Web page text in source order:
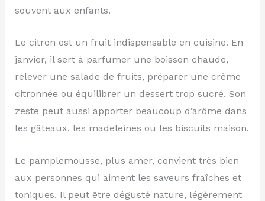
souvent aux enfants.
Le citron est un fruit indispensable en cuisine. En
janvier, il sert à parfumer une boisson chaude,
relever une salade de fruits, préparer une crème
citronnée ou équilibrer un dessert trop sucré. Son
zeste peut aussi apporter beaucoup d’arôme dans
les gâteaux, les madeleines ou les biscuits maison.
Le pamplemousse, plus amer, convient très bien
aux personnes qui aiment les saveurs fraîches et
toniques. Il peut être dégusté nature, légèrement